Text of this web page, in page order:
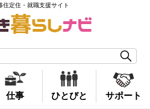
住定住・就職支援サイト
仕事 ひとびと サポート